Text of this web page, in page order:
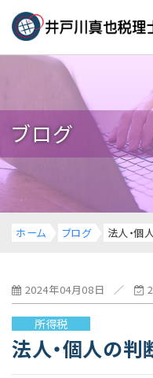
ブログ
ホーム ブログ 法人・個
2024年04月08日 ／
所得税
法人・個人の判